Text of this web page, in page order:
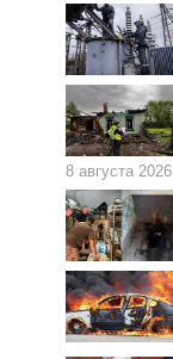
8 августа